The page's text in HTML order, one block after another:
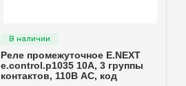
Реле промежуточное E.NEXT
e.control.p1035 10А, 3 группы
контактов, 110В AC, код